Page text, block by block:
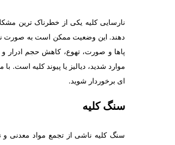
نارسایی کلیه یکی از خطرناک ترین
دهند. این وضعیت ممکن است به صورت
پاها و صورت، تهوع، کاهش حجم ادرار
موارد شدید، دیالیز یا پیوند کلیه
ای برخوردار شوید.
سنگ کلیه
سنگ کلیه ناشی از تجمع مواد معدنی